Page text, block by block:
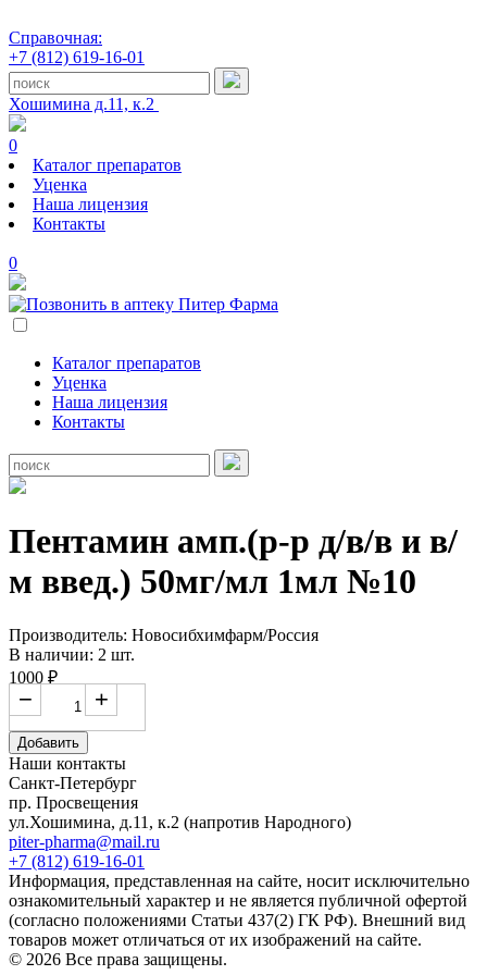
Справочная:
+7 (812) 619-16-01
Хошимина д.11, к.2
0
Каталог препаратов
Уценка
Наша лицензия
Контакты
0
Каталог препаратов
Уценка
Наша лицензия
Контакты
Пентамин амп.(р-р д/в/в и в/
м введ.) 50мг/мл 1мл №10
Производитель: Новосибхимфарм/Россия
В наличии: 2 шт.
1000 ₽
+
−
Добавить
Наши контакты
Санкт-Петербург
пр. Просвещения
ул.Хошимина, д.11, к.2 (напротив Народного)
piter-pharma@mail.ru
+7 (812) 619-16-01
Информация, представленная на сайте, носит исключительно
ознакомительный характер и не является публичной офертой
(согласно положениями Статьи 437(2) ГК РФ). Внешний вид
товаров может отличаться от их изображений на сайте.
© 2026 Все права защищены.